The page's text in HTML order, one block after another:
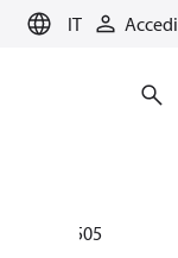
IT Accedi
114F2505